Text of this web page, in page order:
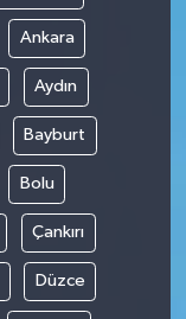
Ankara
Aydın
Bayburt
Bolu
Çankırı
Düzce